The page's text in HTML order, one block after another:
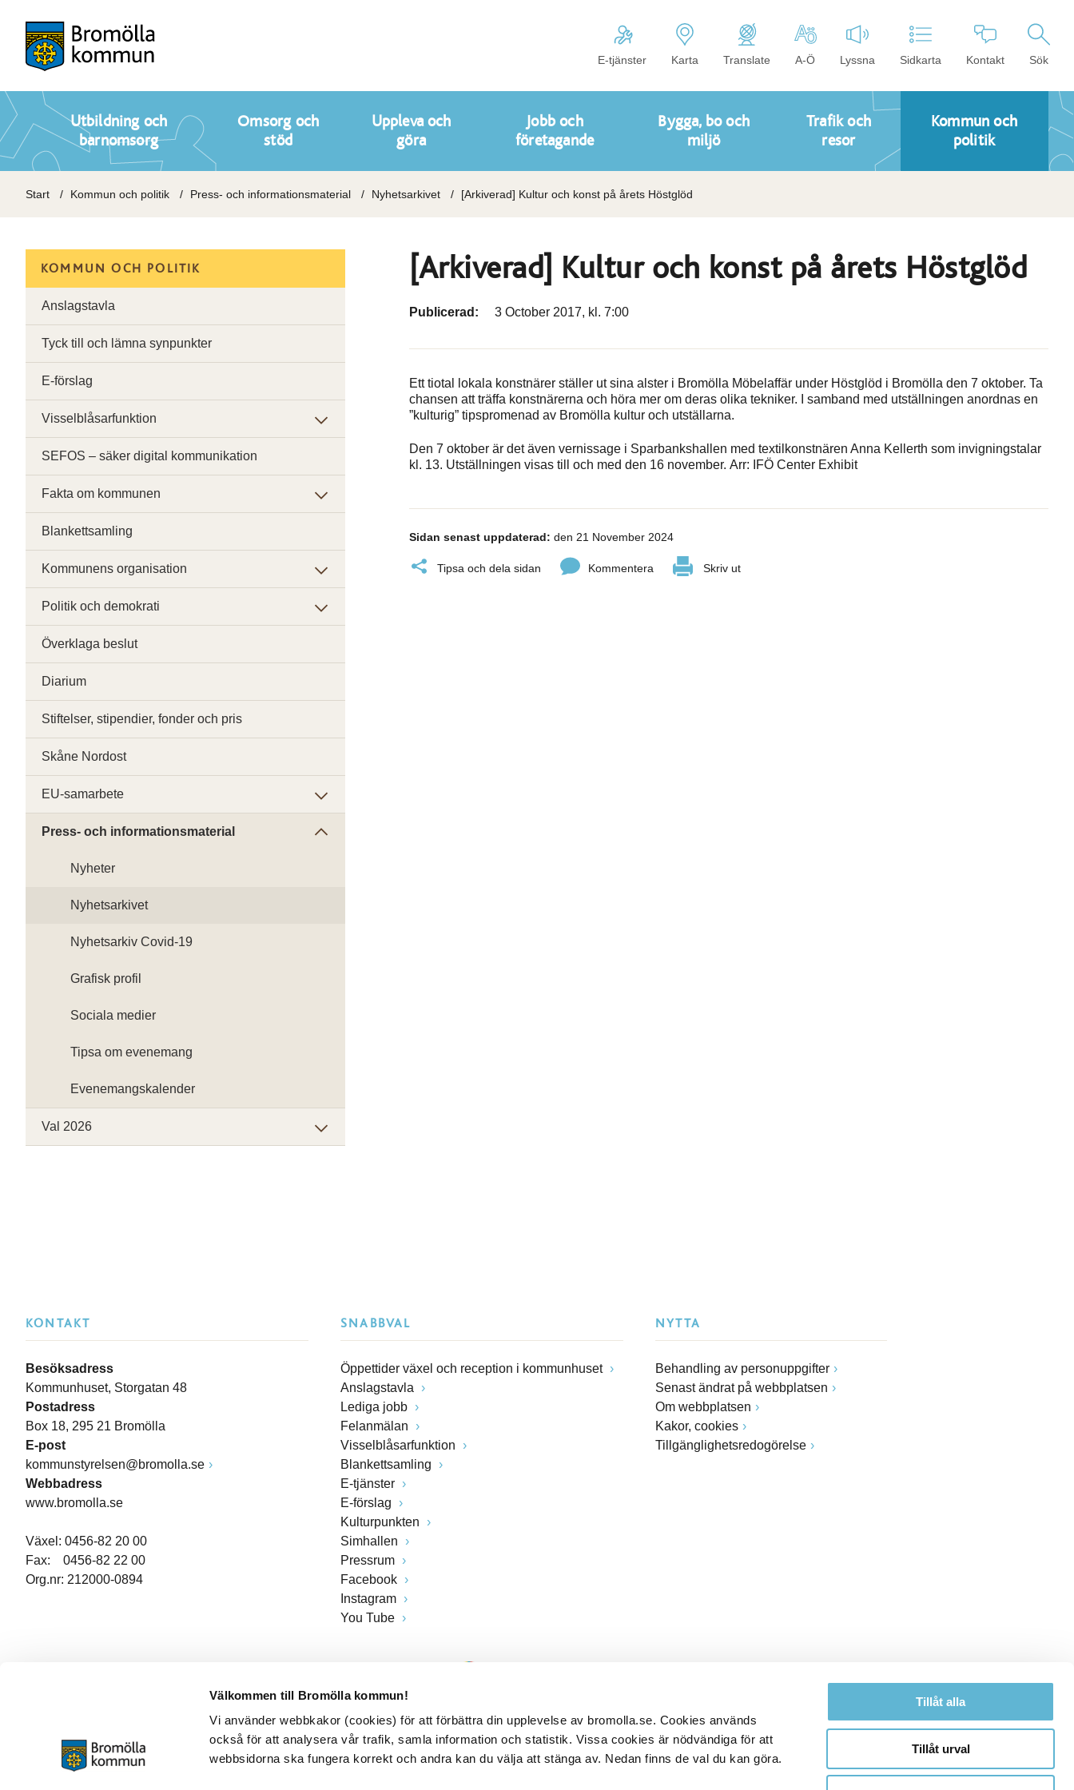
Välkommen till Bromölla kommun!
Vi använder webbkakor (cookies) för att förbättra din upplevelse av bromolla.se. Cookies används
också för att analysera vår trafik, samla information och statistik. Vissa cookies är nödvändiga för att
webbsidorna ska fungera korrekt och andra kan du välja att stänga av. Nedan finns de val du kan göra.
Tillåt alla
Tillåt urval
E-tjänster Karta Translate A-Ö Lyssna Sidkarta Kontakt Sök
Utbildning och
barnomsorg
Omsorg och
stöd
Uppleva och
göra
Jobb och
företagande
Bygga, bo och
miljö
Trafik och
resor
Kommun och
politik
Start Kommun och politik Press- och informationsmaterial Nyhetsarkivet [Arkiverad] Kultur och konst på årets Höstglöd
[Arkiverad] Kultur och konst på årets Höstglöd
Publicerad: 3 October 2017, kl. 7:00
Ett tiotal lokala konstnärer ställer ut sina alster i Bromölla Möbelaffär under Höstglöd i Bromölla den 7 oktober. Ta
chansen att träffa konstnärerna och höra mer om deras olika tekniker. I samband med utställningen anordnas en
”kulturig” tipspromenad av Bromölla kultur och utställarna.
Den 7 oktober är det även vernissage i Sparbankshallen med textilkonstnären Anna Kellerth som invigningstalar
kl. 13. Utställningen visas till och med den 16 november. Arr: IFÖ Center Exhibit
Sidan senast uppdaterad: den 21 November 2024
Tipsa och dela sidan Kommentera Skriv ut
KOMMUN OCH POLITIK
Anslagstavla
Tyck till och lämna synpunkter
E-förslag
Visselblåsarfunktion
SEFOS – säker digital kommunikation
Fakta om kommunen
Blankettsamling
Kommunens organisation
Politik och demokrati
Överklaga beslut
Diarium
Stiftelser, stipendier, fonder och pris
Skåne Nordost
EU-samarbete
Press- och informationsmaterial
Nyheter
Nyhetsarkivet
Nyhetsarkiv Covid-19
Grafisk profil
Sociala medier
Tipsa om evenemang
Evenemangskalender
Val 2026
KONTAKT
Besöksadress
Kommunhuset, Storgatan 48
Postadress
Box 18, 295 21 Bromölla
E-post
kommunstyrelsen@bromolla.se
Webbadress
www.bromolla.se
Växel: 0456-82 20 00
Fax: 0456-82 22 00
Org.nr: 212000-0894
SNABBVAL
Öppettider växel och reception i kommunhuset
Anslagstavla
Lediga jobb
Felanmälan
Visselblåsarfunktion
Blankettsamling
E-tjänster
E-förslag
Kulturpunkten
Simhallen
Pressrum
Facebook
Instagram
You Tube
NYTTA
Behandling av personuppgifter
Senast ändrat på webbplatsen
Om webbplatsen
Kakor, cookies
Tillgänglighetsredogörelse